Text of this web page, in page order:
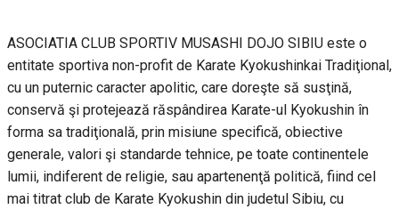
ASOCIATIA CLUB SPORTIV MUSASHI DOJO SIBIU este o
entitate sportiva non-profit de Karate Kyokushinkai Tradiţional,
cu un puternic caracter apolitic, care doreşte să susţină,
conservă şi protejează răspândirea Karate-ul Kyokushin în
forma sa tradiţională, prin misiune specifică, obiective
generale, valori şi standarde tehnice, pe toate continentele
lumii, indiferent de religie, sau apartenenţă politică, fiind cel
mai titrat club de Karate Kyokushin din judetul Sibiu, cu